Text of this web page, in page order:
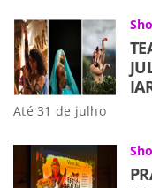
Até 31 de julho